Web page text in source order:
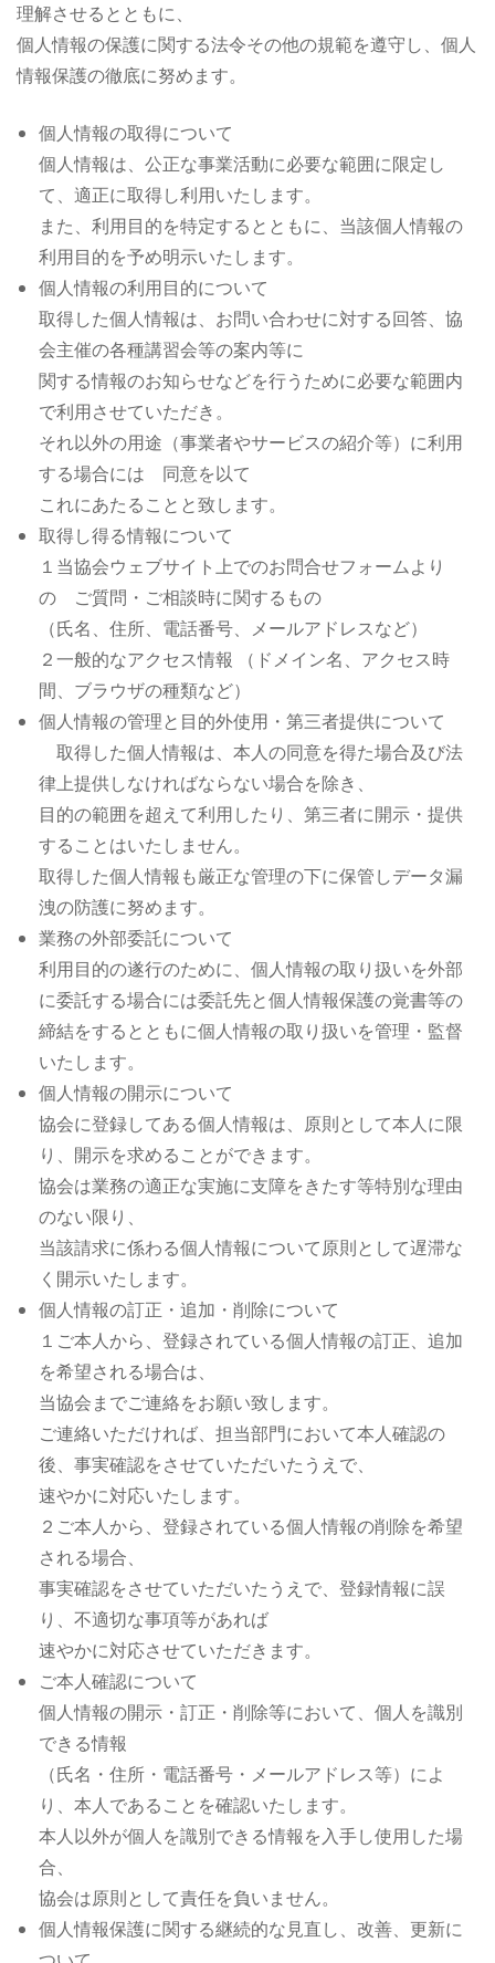
理解させるとともに、
個人情報の保護に関する法令その他の規範を遵守し、個人
情報保護の徹底に努めます。
個人情報の取得について
個人情報は、公正な事業活動に必要な範囲に限定し
て、適正に取得し利用いたします。
また、利用目的を特定するとともに、当該個人情報の
利用目的を予め明示いたします。
個人情報の利用目的について
取得した個人情報は、お問い合わせに対する回答、協
会主催の各種講習会等の案内等に
関する情報のお知らせなどを行うために必要な範囲内
で利用させていただき。
それ以外の用途（事業者やサービスの紹介等）に利用
する場合には 同意を以て
これにあたることと致します。
取得し得る情報について
１当協会ウェブサイト上でのお問合せフォームより
の ご質問・ご相談時に関するもの
（氏名、住所、電話番号、メールアドレスなど）
２一般的なアクセス情報 （ドメイン名、アクセス時
間、ブラウザの種類など）
個人情報の管理と目的外使用・第三者提供について
取得した個人情報は、本人の同意を得た場合及び法
律上提供しなければならない場合を除き、
目的の範囲を超えて利用したり、第三者に開示・提供
することはいたしません。
取得した個人情報も厳正な管理の下に保管しデータ漏
洩の防護に努めます。
業務の外部委託について
利用目的の遂行のために、個人情報の取り扱いを外部
に委託する場合には委託先と個人情報保護の覚書等の
締結をするとともに個人情報の取り扱いを管理・監督
いたします。
個人情報の開示について
協会に登録してある個人情報は、原則として本人に限
り、開示を求めることができます。
協会は業務の適正な実施に支障をきたす等特別な理由
のない限り、
当該請求に係わる個人情報について原則として遅滞な
く開示いたします。
個人情報の訂正・追加・削除について
１ご本人から、登録されている個人情報の訂正、追加
を希望される場合は、
当協会までご連絡をお願い致します。
ご連絡いただければ、担当部門において本人確認の
後、事実確認をさせていただいたうえで、
速やかに対応いたします。
２ご本人から、登録されている個人情報の削除を希望
される場合、
事実確認をさせていただいたうえで、登録情報に誤
り、不適切な事項等があれば
速やかに対応させていただきます。
ご本人確認について
個人情報の開示・訂正・削除等において、個人を識別
できる情報
（氏名・住所・電話番号・メールアドレス等）によ
り、本人であることを確認いたします。
本人以外が個人を識別できる情報を入手し使用した場
合、
協会は原則として責任を負いません。
個人情報保護に関する継続的な見直し、改善、更新に